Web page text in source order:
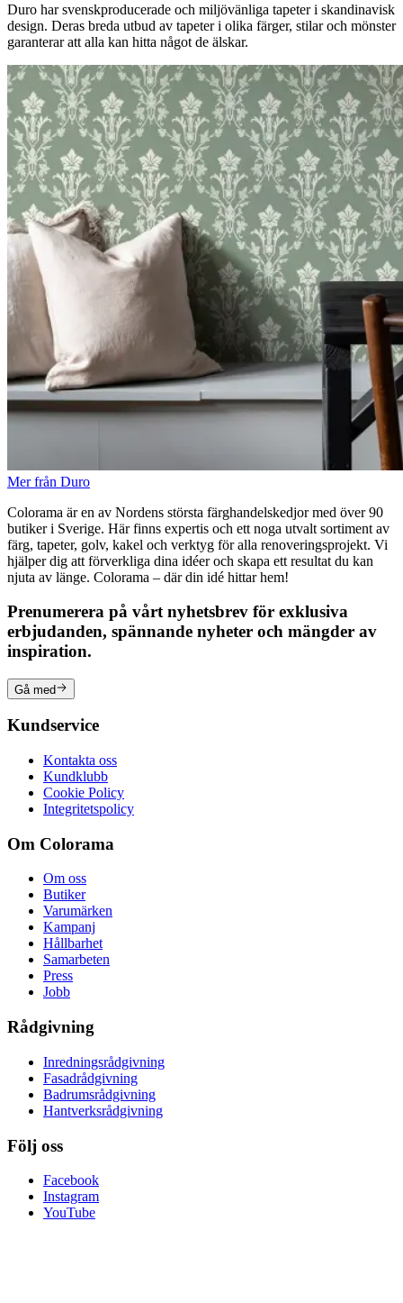
Duro har svenskproducerade och miljövänliga tapeter i skandinavisk
design. Deras breda utbud av tapeter i olika färger, stilar och mönster
garanterar att alla kan hitta något de älskar.
Mer från Duro
Colorama är en av Nordens största färghandelskedjor med över 90
butiker i Sverige. Här finns expertis och ett noga utvalt sortiment av
färg, tapeter, golv, kakel och verktyg för alla renoveringsprojekt. Vi
hjälper dig att förverkliga dina idéer och skapa ett resultat du kan
njuta av länge. Colorama – där din idé hittar hem!
Prenumerera på vårt nyhetsbrev för exklusiva
erbjudanden, spännande nyheter och mängder av
inspiration.
Gå med
Kundservice
Kontakta oss
Kundklubb
Cookie Policy
Integritetspolicy
Om Colorama
Om oss
Butiker
Varumärken
Kampanj
Hållbarhet
Samarbeten
Press
Jobb
Rådgivning
Inredningsrådgivning
Fasadrådgivning
Badrumsrådgivning
Hantverksrådgivning
Följ oss
Facebook
Instagram
YouTube